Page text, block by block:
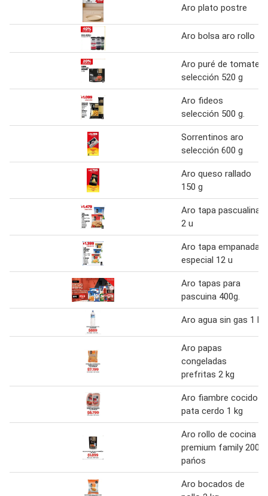
Aro plato postre
Aro bolsa aro rollo
Aro puré de tomate
selección 520 g
Aro fideos
selección 500 g.
Sorrentinos aro
selección 600 g
Aro queso rallado
150 g
Aro tapa pascualina
2 u
Aro tapa empanada
especial 12 u
Aro tapas para
pascuina 400g.
Aro agua sin gas 1 l
Aro papas
congeladas
prefritas 2 kg
Aro fiambre cocido
pata cerdo 1 kg
Aro rollo de cocina
premium family 200
pańos
Aro bocados de